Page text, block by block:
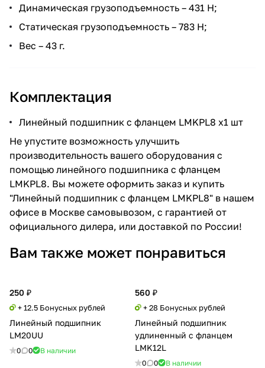
Динамическая грузоподъемность – 431 Н;
Статическая грузоподъемность – 783 Н;
Вес – 43 г.
Комплектация
Линейный подшипник с фланцем LMKPL8 x1 шт
Не упустите возможность улучшить
производительность вашего оборудования с
помощью линейного подшипника с фланцем
LMKPL8. Вы можете оформить заказ и купить
"Линейный подшипник с фланцем LMKPL8" в нашем
офисе в Москве самовывозом, с гарантией от
официального дилера, или доставкой по России!
Вам также может понравиться
250 ₽
+ 12.5 Бонусных рублей
Линейный подшипник
LM20UU
0 0 В наличии
560 ₽
+ 28 Бонусных рублей
Линейный подшипник
удлиненный с фланцем
LMK12L
0 0 В наличии